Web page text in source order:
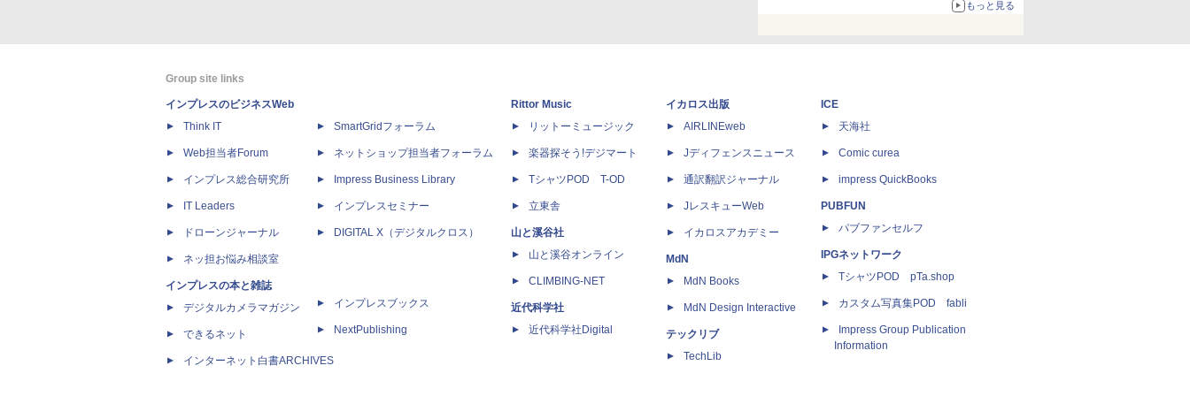
もっと見る
Group site links
インプレスのビジネスWeb
Think IT
Web担当者Forum
インプレス総合研究所
IT Leaders
ドローンジャーナル
ネッ担お悩み相談室
インプレスの本と雑誌
デジタルカメラマガジン
できるネット
インターネット白書ARCHIVES
SmartGridフォーラム
ネットショップ担当者フォーラム
Impress Business Library
インプレスセミナー
DIGITAL X（デジタルクロス）
インプレスブックス
NextPublishing
Rittor Music
リットーミュージック
楽器探そう!デジマート
TシャツPOD T-OD
立東舎
山と溪谷社
山と溪谷オンライン
CLIMBING-NET
近代科学社
近代科学社Digital
イカロス出版
AIRLINEweb
Jディフェンスニュース
通訳翻訳ジャーナル
JレスキューWeb
イカロスアカデミー
MdN
MdN Books
MdN Design Interactive
テックリブ
TechLib
ICE
天海社
Comic curea
impress QuickBooks
PUBFUN
パブファンセルフ
IPGネットワーク
TシャツPOD pTa.shop
カスタム写真集POD fabli
Impress Group Publication
Information